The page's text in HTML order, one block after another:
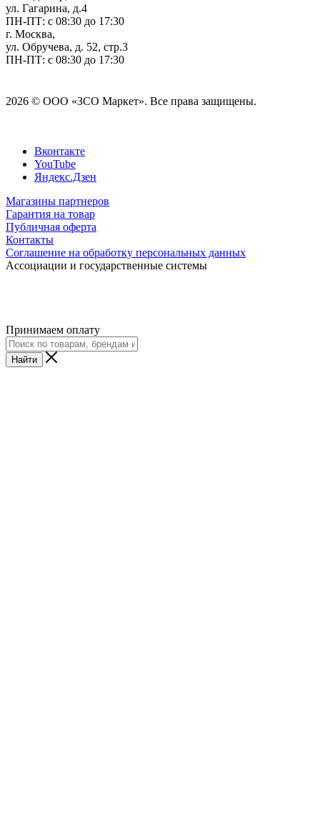
ул. Гагарина, д.4
ПН-ПТ: с 08:30 до 17:30
г. Москва,
ул. Обручева, д. 52, стр.3
ПН-ПТ: с 08:30 до 17:30
2026 © ООО «ЗСО Маркет». Все права защищены.
Вконтакте
YouTube
Яндекс.Дзен
Магазины партнеров
Гарантия на товар
Публичная оферта
Контакты
Соглашение на обработку персональных данных
Ассоциации и государственные системы
Принимаем оплату
Найти